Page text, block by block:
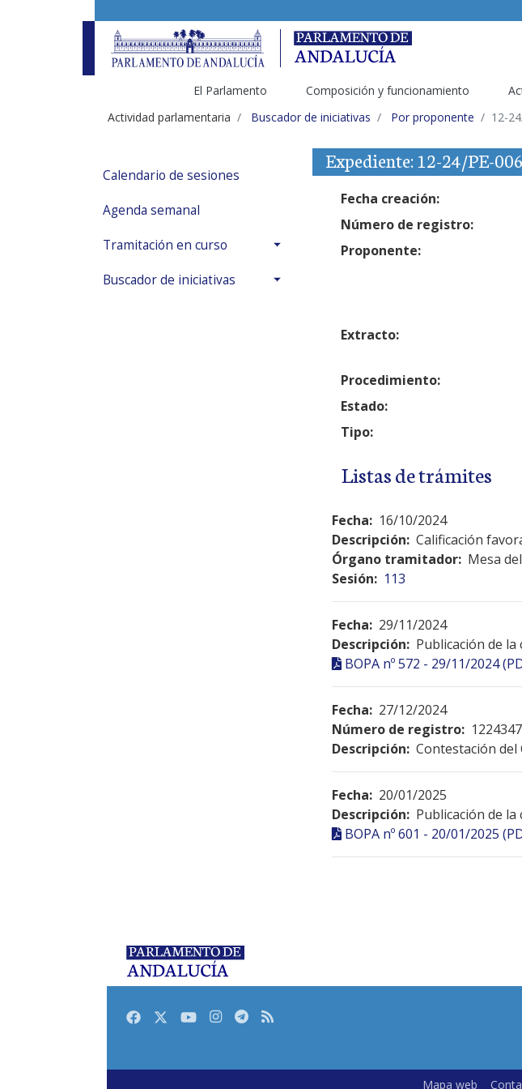
El Parlamento Composición y funcionamiento
Actividad parlamentaria
Buscador de iniciativas Por proponente 12-
Calendario de sesiones
Agenda semanal
Tramitación en curso
Buscador de iniciativas
Expediente: 12-24/PE-
Fecha creación:
Número de registro:
Proponente:
Extracto:
Procedimiento:
Estado:
Tipo:
Listas de trámites
Fecha: 16/10/2024
Descripción: Calificación
Órgano tramitador: Mesa
Sesión: 113
Fecha: 29/11/2024
Descripción: Publicación de
BOPA nº 572 - 29/11/2024
Fecha: 27/12/2024
Número de registro:
Descripción: Contestación del
Fecha: 20/01/2025
Descripción: Publicación de
BOPA nº 601 - 20/01/2025
FacebookTwitterYoutubeInstagram
Telegram
RSS
Mapa web